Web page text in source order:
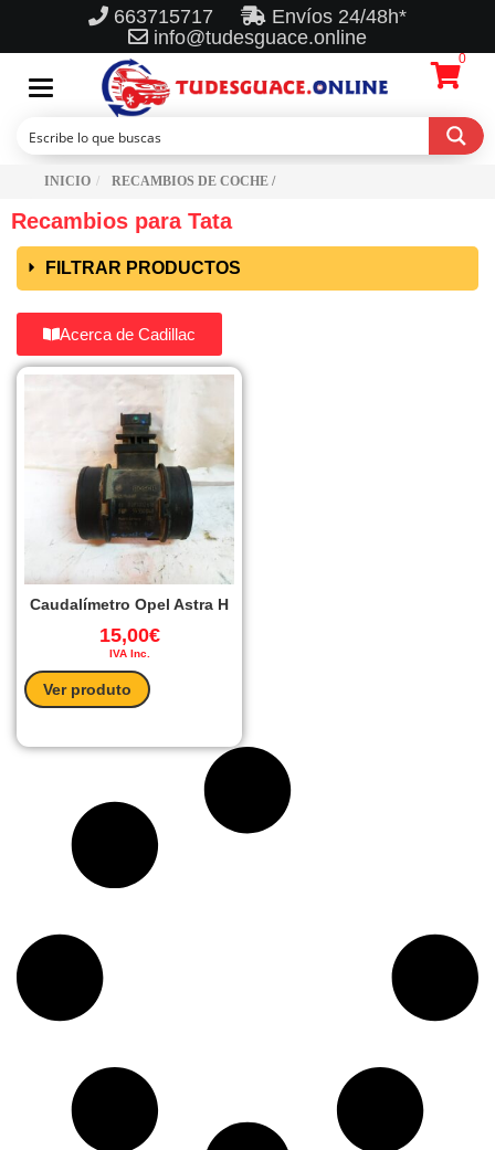
663715717
Envíos 24/48h*
info@tudesguace.online
Toggle
navigation
0
INICIO RECAMBIOS DE COCHE /
Recambios para Tata
FILTRAR PRODUCTOS
Acerca de Cadillac
Caudalímetro Opel Astra H
15,00€
IVA Inc.
Ver produto